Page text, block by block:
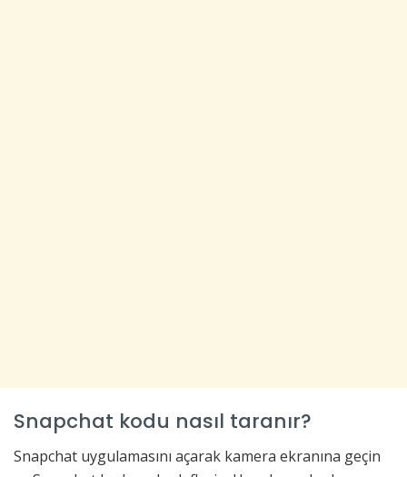
Snapchat kodu nasıl taranır?
Snapchat uygulamasını açarak kamera ekranına geçin